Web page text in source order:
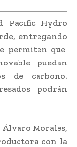
Pacific Hydro
entregando
permiten que
puedan
de carbono.
podrán
Morales,
con la